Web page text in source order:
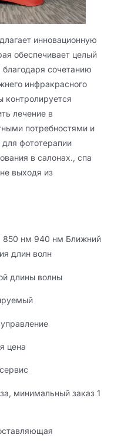
инновационную
обеспечивает целый
сочетанию
инфракрасного
контролируется
лечение в
потребностями и
фототерапии
в салонах., спа
выходя из
850 нм 940 нм Ближний
длин волн
длины волны
цена
минимальный заказ 1